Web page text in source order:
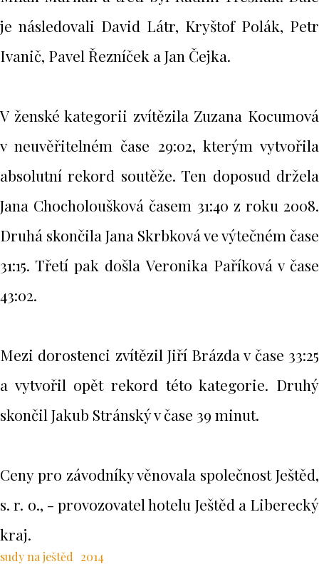
je následovali David Látr, Kryštof Polák, Petr
Ivanič, Pavel Řezníček a Jan Čejka.
V ženské kategorii zvítězila Zuzana Kocumová
v neuvěřitelném čase 29:02, kterým vytvořila
absolutní rekord soutěže. Ten doposud držela
Jana Chocholoušková časem 31:40 z roku 2008.
Druhá skončila Jana Skrbková ve výtečném čase
31:15. Třetí pak došla Veronika Paříková v čase
43:02.
Mezi dorostenci zvítězil Jiří Brázda v čase 33:25
a vytvořil opět rekord této kategorie. Druhý
skončil Jakub Stránský v čase 39 minut.
Ceny pro závodníky věnovala společnost Ještěd,
s. r. o., - provozovatel hotelu Ještěd a Liberecký
kraj.
sudy na ještěd 2014